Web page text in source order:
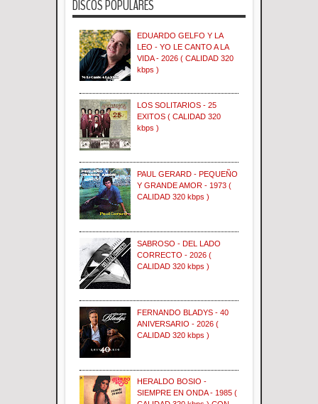
DISCOS POPULARES
EDUARDO GELFO Y LA
LEO - YO LE CANTO A LA
VIDA - 2026 ( CALIDAD 320
kbps )
LOS SOLITARIOS - 25
EXITOS ( CALIDAD 320
kbps )
PAUL GERARD - PEQUEÑO
Y GRANDE AMOR - 1973 (
CALIDAD 320 kbps )
SABROSO - DEL LADO
CORRECTO - 2026 (
CALIDAD 320 kbps )
FERNANDO BLADYS - 40
ANIVERSARIO - 2026 (
CALIDAD 320 kbps )
HERALDO BOSIO -
SIEMPRE EN ONDA - 1985 (